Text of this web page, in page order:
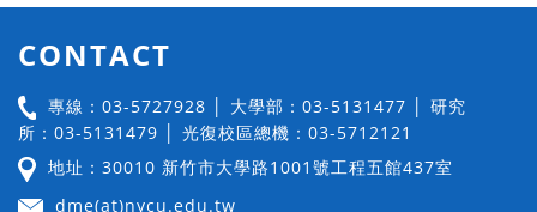
CONTACT
專線：03-5727928 │ 大學部：03-5131477 │ 研究
所：03-5131479 │ 光復校區總機：03-5712121
地址：30010 新竹市大學路1001號工程五館437室
dme(at)nycu.edu.tw